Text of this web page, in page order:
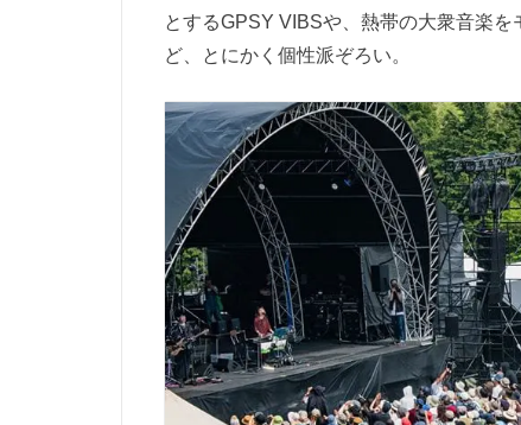
とするGPSY VIBSや、熱帯の大衆音楽
ど、とにかく個性派ぞろい。